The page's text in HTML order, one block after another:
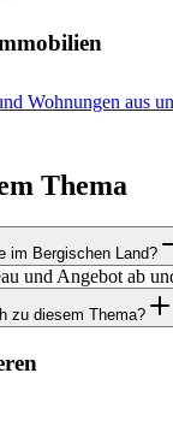
Wohnungen aus
Thema
im Bergischen Land?
und Angebot ab
zu diesem Thema?